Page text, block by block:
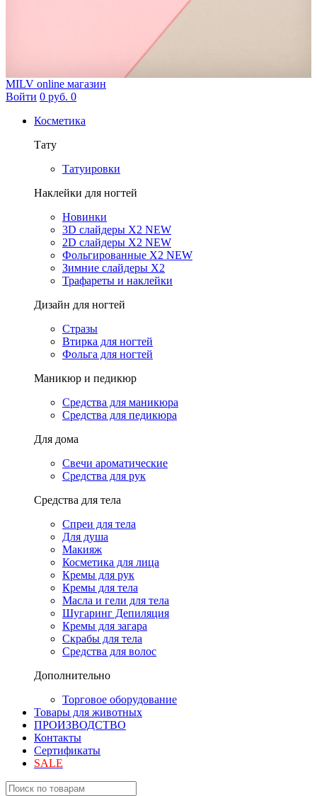
MILV online магазин
Войти 0 руб. 0
Косметика
Тату
Татуировки
Наклейки для ногтей
Новинки
3D слайдеры X2 NEW
2D слайдеры X2 NEW
Фольгированные X2 NEW
Зимние слайдеры Х2
Трафареты и наклейки
Дизайн для ногтей
Стразы
Втирка для ногтей
Фольга для ногтей
Маникюр и педикюр
Средства для маникюра
Средства для педикюра
Для дома
Свечи ароматические
Средства для рук
Средства для тела
Спреи для тела
Для душа
Макияж
Косметика для лица
Кремы для рук
Кремы для тела
Масла и гели для тела
Шугаринг Депиляция
Кремы для загара
Скрабы для тела
Средства для волос
Дополнительно
Торговое оборудование
Товары для животных
ПРОИЗВОДСТВО
Контакты
Сертификаты
SALE